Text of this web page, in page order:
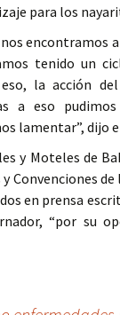
para los
encontramos
tenido un
la acción del
a eso
lamentar”, dijo
y Moteles de
Convenciones
en prensa
“por su